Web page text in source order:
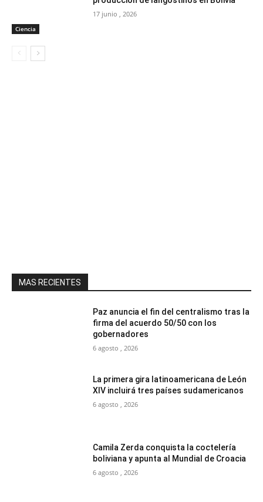
Ciencia
17 junio , 2026
MAS RECIENTES
Paz anuncia el fin del centralismo tras la
firma del acuerdo 50/50 con los
gobernadores
6 agosto , 2026
La primera gira latinoamericana de León
XIV incluirá tres países sudamericanos
6 agosto , 2026
Camila Zerda conquista la coctelería
boliviana y apunta al Mundial de Croacia
6 agosto , 2026